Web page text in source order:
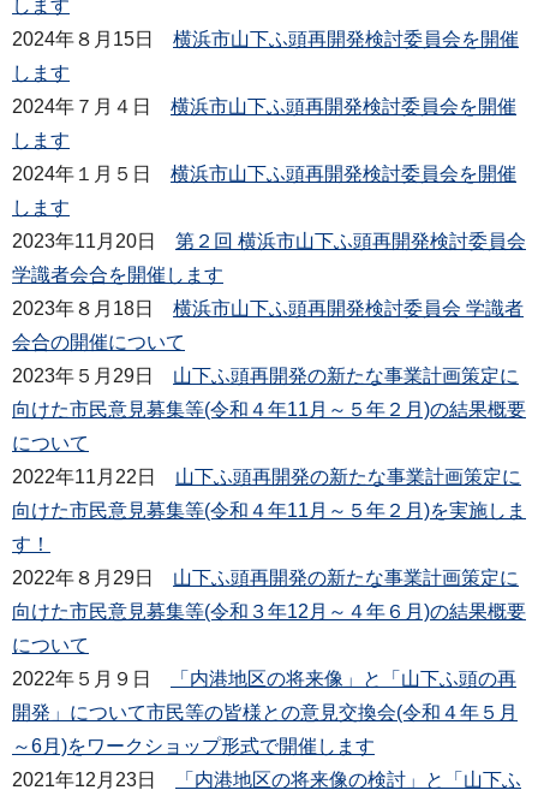
します
2024年８月15日 横浜市山下ふ頭再開発検討委員会を開催
します
2024年７月４日 横浜市山下ふ頭再開発検討委員会を開催
します
2024年１月５日 横浜市山下ふ頭再開発検討委員会を開催
します
2023年11月20日 第２回 横浜市⼭下ふ頭再開発検討委員会
学識者会合を開催します
2023年８月18日 横浜市山下ふ頭再開発検討委員会 学識者
会合の開催について
2023年５月29日 山下ふ頭再開発の新たな事業計画策定に
向けた市民意見募集等(令和４年11月～５年２月)の結果概要
について
2022年11月22日 山下ふ頭再開発の新たな事業計画策定に
向けた市民意見募集等(令和４年11月～５年２月)を実施しま
す！
2022年８月29日 山下ふ頭再開発の新たな事業計画策定に
向けた市民意見募集等(令和３年12月～４年６月)の結果概要
について
2022年５月９日
「内港地区の将来像」と「山下ふ頭の再
開発」について市民等の皆様との意見交換会(令和４年５月
～6月)をワークショップ形式で開催します
2021年12月23日
「内港地区の将来像の検討」と「山下ふ